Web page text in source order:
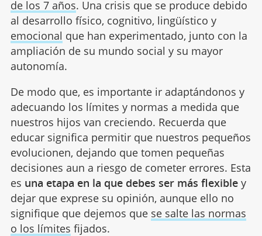
de los 7 años. Una crisis que se produce debido
al desarrollo físico, cognitivo, lingüístico y
emocional que han experimentado, junto con la
ampliación de su mundo social y su mayor
autonomía.
De modo que, es importante ir adaptándonos y
adecuando los límites y normas a medida que
nuestros hijos van creciendo. Recuerda que
educar significa permitir que nuestros pequeños
evolucionen, dejando que tomen pequeñas
decisiones aun a riesgo de cometer errores. Esta
es una etapa en la que debes ser más flexibley
dejar que exprese su opinión, aunque ello no
signifique que dejemos que se salte las normas
o los límites fijados.